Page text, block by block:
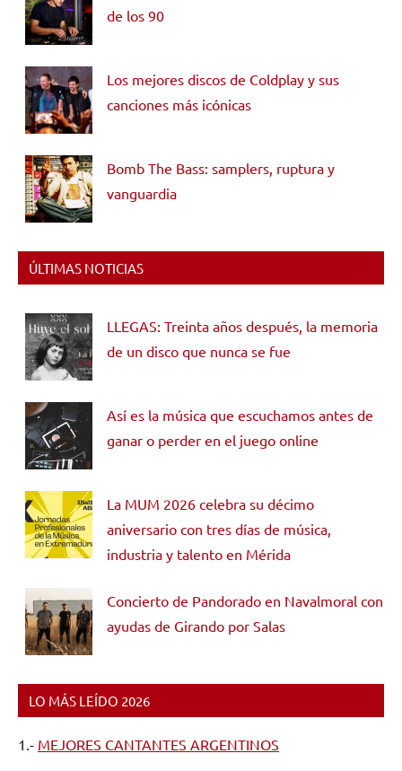
de los 90
Los mejores discos de Coldplay y sus
canciones más icónicas
Bomb The Bass: samplers, ruptura y
vanguardia
ÚLTIMAS NOTICIAS
LLEGAS: Treinta años después, la memoria
de un disco que nunca se fue
Así es la música que escuchamos antes de
ganar o perder en el juego online
La MUM 2026 celebra su décimo
aniversario con tres días de música,
industria y talento en Mérida
Concierto de Pandorado en Navalmoral con
ayudas de Girando por Salas
LO MÁS LEÍDO 2026
1.- MEJORES CANTANTES ARGENTINOS